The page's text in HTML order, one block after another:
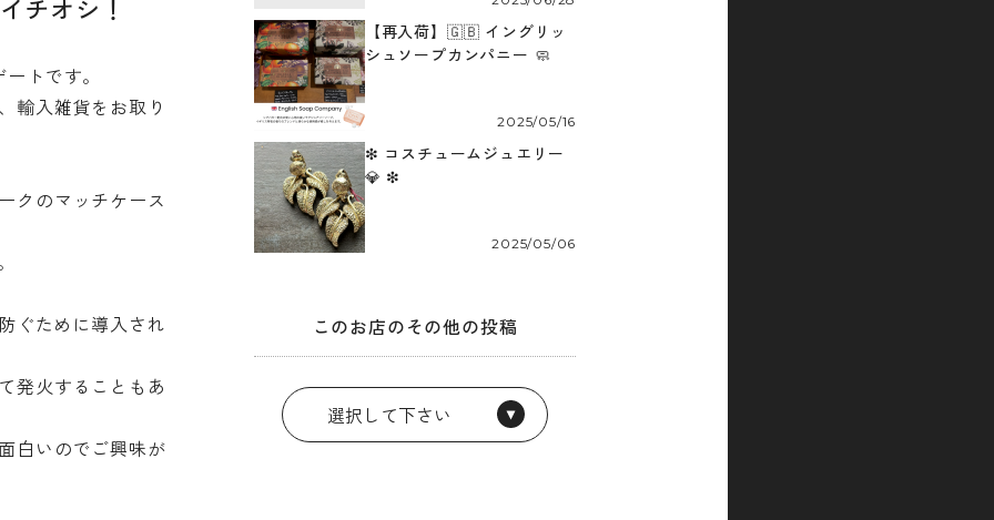
チオシ！
トです。
輸入雑貨をお取り
クのマッチケース
ぐために導入され
発火することもあ
白いのでご興味が
【再入荷】🇬🇧 イングリッ
シュソープカンパニー 🧼
2025/05/16
❇︎ コスチュームジュエリー
💎 ❇︎
2025/05/06
このお店のその他の投稿